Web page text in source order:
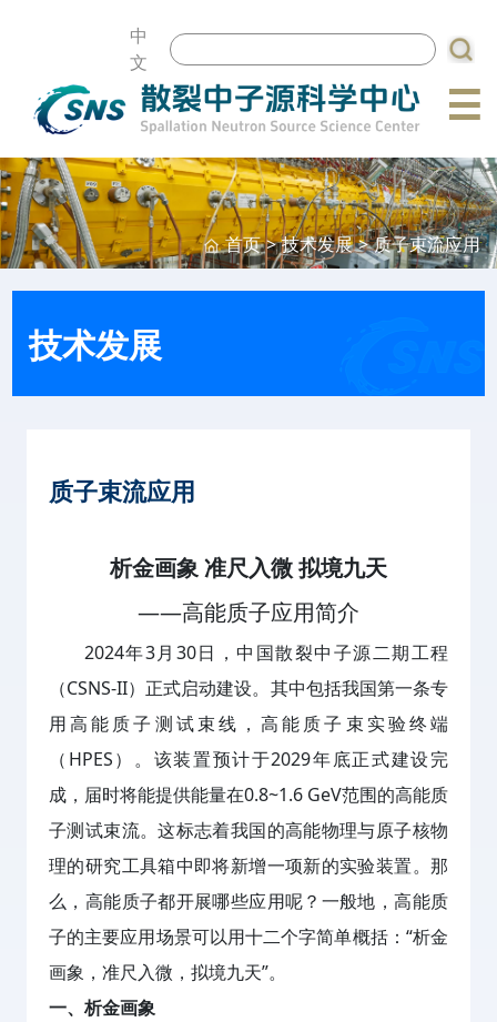
中
文
☰
首页 > 技术发展 > 质子束流应用
技术发展
质子束流应用
析金画象 准尺入微 拟境九天
——高能质子应用简介
2024年3月30日，中国散裂中子源二期工程
（CSNS-II）正式启动建设。其中包括我国第一条专
用高能质子测试束线，高能质子束实验终端
（HPES）。该装置预计于2029年底正式建设完
成，届时将能提供能量在0.8~1.6 GeV范围的高能质
子测试束流。这标志着我国的高能物理与原子核物
理的研究工具箱中即将新增一项新的实验装置。那
么，高能质子都开展哪些应用呢？一般地，高能质
子的主要应用场景可以用十二个字简单概括：“析金
画象，准尺入微，拟境九天”。
一、析金画象